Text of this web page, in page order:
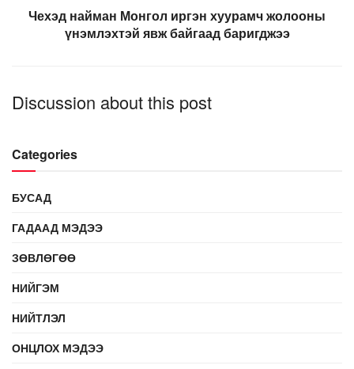
Чехэд найман Монгол иргэн хуурамч жолооны
үнэмлэхтэй явж байгаад баригджээ
Discussion about this post
Categories
БУСАД
ГАДААД МЭДЭЭ
ЗӨВЛӨГӨӨ
НИЙГЭМ
НИЙТЛЭЛ
ОНЦЛОХ МЭДЭЭ